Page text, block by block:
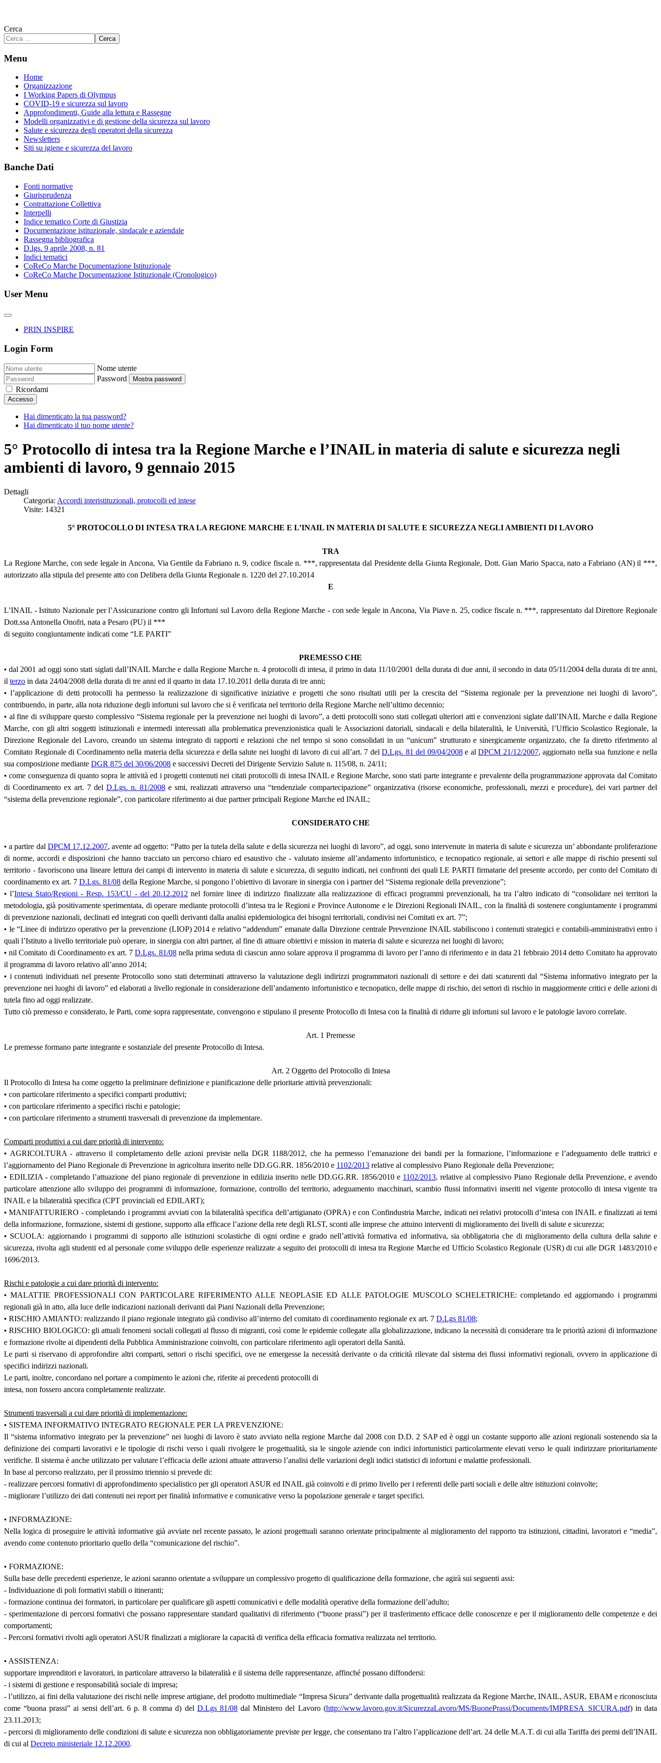
Cerca
Cerca
Menu
Home
Organizzazione
I Working Papers di Olympus
COVID-19 e sicurezza sul lavoro
Approfondimenti, Guide alla lettura e Rassegne
Modelli organizzativi e di gestione della sicurezza sul lavoro
Salute e sicurezza degli operatori della sicurezza
Newsletters
Siti su igiene e sicurezza del lavoro
Banche Dati
Fonti normative
Giurisprudenza
Contrattazione Collettiva
Interpelli
Indice tematico Corte di Giustizia
Documentazione istituzionale, sindacale e aziendale
Rassegna bibliografica
D.lgs. 9 aprile 2008, n. 81
Indici tematici
CoReCo Marche Documentazione Istituzionale
CoReCo Marche Documentazione Istituzionale (Cronologico)
User Menu
PRIN INSPIRE
Login Form
Nome utente
Password
Mostra password
Ricordami
Accesso
Hai dimenticato la tua password?
Hai dimenticato il tuo nome utente?
5° Protocollo di intesa tra la Regione Marche e l’INAIL in materia di salute e sicurezza negli
ambienti di lavoro, 9 gennaio 2015
Dettagli
Categoria: Accordi interistituzionali, protocolli ed intese
Visite: 14321
5° PROTOCOLLO DI INTESA TRA LA REGIONE MARCHE E L’INAIL IN MATERIA DI SALUTE E SICUREZZA NEGLI AMBIENTI DI LAVORO
TRA
La Regione Marche, con sede legale in Ancona, Via Gentile da Fabriano n. 9, codice fiscale n. ***, rappresentata dal Presidente della Giunta Regionale, Dott. Gian Mario Spacca, nato a Fabriano (AN) il ***,
autorizzato alla stipula del presente atto con Delibera della Giunta Regionale n. 1220 del 27.10.2014
E
L’INAIL - Istituto Nazionale per l’Assicurazione contro gli Infortuni sul Lavoro della Regione Marche - con sede legale in Ancona, Via Piave n. 25, codice fiscale n. ***, rappresentato dal Direttore Regionale
Dott.ssa Antonella Onofri, nata a Pesaro (PU) il ***
di seguito congiuntamente indicati come “LE PARTI”
PREMESSO CHE
• dal 2001 ad oggi sono stati siglati dall’INAIL Marche e dalla Regione Marche n. 4 protocolli di intesa, il primo in data 11/10/2001 della durata di due anni, il secondo in data 05/11/2004 della durata di tre anni,
il terzo in data 24/04/2008 della durata di tre anni ed il quarto in data 17.10.2011 della durata di tre anni;
• l’applicazione di detti protocolli ha permesso la realizzazione di significative iniziative e progetti che sono risultati utili per la crescita del “Sistema regionale per la prevenzione nei luoghi di lavoro”,
contribuendo, in parte, alla nota riduzione degli infortuni sul lavoro che si è verificata nel territorio della Regione Marche nell’ultimo decennio;
• al fine di sviluppare questo complessivo “Sistema regionale per la prevenzione nei luoghi di lavoro”, a detti protocolli sono stati collegati ulteriori atti e convenzioni siglate dall’INAIL Marche e dalla Regione
Marche, con gli altri soggetti istituzionali e intermedi interessati alla problematica prevenzionistica quali le Associazioni datoriali, sindacali e della bilateralità, le Università, l’Ufficio Scolastico Regionale, la
Direzione Regionale del Lavoro, creando un sistema integrato di rapporti e relazioni che nel tempo si sono consolidati in un “unicum” strutturato e sinergicamente organizzato, che fa diretto riferimento al
Comitato Regionale di Coordinamento nella materia della sicurezza e della salute nei luoghi di lavoro di cui all’art. 7 delD.Lgs. 81 del 09/04/2008e alDPCM 21/12/2007, aggiornato nella sua funzione e nella
sua composizione mediante DGR 875 del 30/06/2008 e successivi Decreti del Dirigente Servizio Salute n. 115/08, n. 24/11;
• come conseguenza di quanto sopra le attività ed i progetti contenuti nei citati protocolli di intesa INAIL e Regione Marche, sono stati parte integrante e prevalente della programmazione approvata dal Comitato
di Coordinamento ex art. 7 del D.Lgs. n. 81/2008 e smi, realizzati attraverso una “tendenziale compartecipazione” organizzativa (risorse economiche, professionali, mezzi e procedure), dei vari partner del
“sistema della prevenzione regionale”, con particolare riferimento ai due partner principali Regione Marche ed INAIL;
CONSIDERATO CHE
• a partire dal DPCM 17.12.2007, avente ad oggetto: “Patto per la tutela della salute e della sicurezza nei luoghi di lavoro”, ad oggi, sono intervenute in materia di salute e sicurezza un’ abbondante proliferazione
di norme, accordi e disposizioni che hanno tracciato un percorso chiaro ed esaustivo che - valutato insieme all’andamento infortunistico, e tecnopatico regionale, ai settori e alle mappe di rischio presenti sul
territorio - favoriscono una lineare lettura dei campi di intervento in materia di salute e sicurezza, di seguito indicati, nei confronti dei quali LE PARTI firmatarie del presente accordo, per conto del Comitato di
coordinamento ex art. 7 D.Lgs. 81/08 della Regione Marche, si pongono l’obiettivo di lavorare in sinergia con i partner del “Sistema regionale della prevenzione”;
• l’Intesa Stato/Regioni - Resp. 153/CU - del 20.12.2012 nel fornire linee di indirizzo finalizzate alla realizzazione di efficaci programmi prevenzionali, ha tra l’altro indicato di “consolidare nei territori la
metodologia, già positivamente sperimentata, di operare mediante protocolli d’intesa tra le Regioni e Province Autonome e le Direzioni Regionali INAIL, con la finalità di sostenere congiuntamente i programmi
di prevenzione nazionali, declinati ed integrati con quelli derivanti dalla analisi epidemiologica dei bisogni territoriali, condivisi nei Comitati ex art. 7”;
• le “Linee di indirizzo operativo per la prevenzione (LIOP) 2014 e relativo “addendum” emanate dalla Direzione centrale Prevenzione INAIL stabiliscono i contenuti strategici e contabili-amministrativi entro i
quali l’Istituto a livello territoriale può operare, in sinergia con altri partner, al fine di attuare obiettivi e mission in materia di salute e sicurezza nei luoghi di lavoro;
• nil Comitato di Coordinamento ex art. 7D.Lgs. 81/08nella prima seduta di ciascun anno solare approva il programma di lavoro per l’anno di riferimento e in data 21 febbraio 2014 detto Comitato ha approvato
il programma di lavoro relativo all’anno 2014;
• i contenuti individuati nel presente Protocollo sono stati determinati attraverso la valutazione degli indirizzi programmatori nazionali di settore e dei dati scaturenti dal “Sistema informativo integrato per la
prevenzione nei luoghi di lavoro” ed elaborati a livello regionale in considerazione dell’andamento infortunistico e tecnopatico, delle mappe di rischio, dei settori di rischio in maggiormente critici e delle azioni di
tutela fino ad oggi realizzate.
Tutto ciò premesso e considerato, le Parti, come sopra rappresentate, convengono e stipulano il presente Protocollo di Intesa con la finalità di ridurre gli infortuni sul lavoro e le patologie lavoro correlate.
Art. 1 Premesse
Le premesse formano parte integrante e sostanziale del presente Protocollo di Intesa.
Art. 2 Oggetto del Protocollo di Intesa
Il Protocollo di Intesa ha come oggetto la preliminare definizione e pianificazione delle prioritarie attività prevenzionali:
• con particolare riferimento a specifici comparti produttivi;
• con particolare riferimento a specifici rischi e patologie;
• con particolare riferimento a strumenti trasversali di prevenzione da implementare.
Comparti produttivi a cui dare priorità di intervento:
• AGRICOLTURA - attraverso il completamento delle azioni previste nella DGR 1188/2012, che ha permesso l’emanazione dei bandi per la formazione, l’informazione e l’adeguamento delle trattrici e
l’aggiornamento del Piano Regionale di Prevenzione in agricoltura inserito nelle DD.GG.RR. 1856/2010 e 1102/2013 relative al complessivo Piano Regionale della Prevenzione;
• EDILIZIA - completando l’attuazione del piano regionale di prevenzione in edilizia inserito nelle DD.GG.RR. 1856/2010 e 1102/2013, relative al complessivo Piano Regionale della Prevenzione, e avendo
particolare attenzione allo sviluppo dei programmi di informazione, formazione, controllo del territorio, adeguamento macchinari, scambio flussi informativi inseriti nel vigente protocollo di intesa vigente tra
INAIL e la bilateralità specifica (CPT provinciali ed EDILART);
• MANIFATTURIERO - completando i programmi avviati con la bilateralità specifica dell’artigianato (OPRA) e con Confindustria Marche, indicati nei relativi protocolli d’intesa con INAIL e finalizzati ai temi
della informazione, formazione, sistemi di gestione, supporto alla efficace l’azione della rete degli RLST, sconti alle imprese che attuino interventi di miglioramento dei livelli di salute e sicurezza;
• SCUOLA: aggiornando i programmi di supporto alle istituzioni scolastiche di ogni ordine e grado nell’attività formativa ed informativa, sia obbligatoria che di miglioramento della cultura della salute e
sicurezza, rivolta agli studenti ed al personale come sviluppo delle esperienze realizzate a seguito dei protocolli di intesa tra Regione Marche ed Ufficio Scolastico Regionale (USR) di cui alle DGR 1483/2010 e
1696/2013.
Rischi e patologie a cui dare priorità di intervento:
• MALATTIE PROFESSIONALI CON PARTICOLARE RIFERIMENTO ALLE NEOPLASIE ED ALLE PATOLOGIE MUSCOLO SCHELETRICHE: completando ed aggiornando i programmi
regionali già in atto, alla luce delle indicazioni nazionali derivanti dai Piani Nazionali della Prevenzione;
• RISCHIO AMIANTO: realizzando il piano regionale integrato già condiviso all’interno del comitato di coordinamento regionale ex art. 7 D.Lgs 81/08;
• RISCHIO BIOLOGICO: gli attuali fenomeni sociali collegati al flusso di migranti, così come le epidemie collegate alla globalizzazione, indicano la necessità di considerare tra le priorità azioni di informazione
e formazione rivolte ai dipendenti della Pubblica Amministrazione coinvolti, con particolare riferimento agli operatori della Sanità.
Le parti si riservano di approfondire altri comparti, settori o rischi specifici, ove ne emergesse la necessità derivante o da criticità rilevate dal sistema dei flussi informativi regionali, ovvero in applicazione di
specifici indirizzi nazionali.
Le parti, inoltre, concordano nel portare a compimento le azioni che, riferite ai precedenti protocolli di
intesa, non fossero ancora completamente realizzate.
Strumenti trasversali a cui dare priorità di implementazione:
• SISTEMA INFORMATIVO INTEGRATO REGIONALE PER LA PREVENZIONE:
Il “sistema informativo integrato per la prevenzione” nei luoghi di lavoro è stato avviato nella regione Marche dal 2008 con D.D. 2 SAP ed è oggi un costante supporto alle azioni regionali sostenendo sia la
definizione dei comparti lavorativi e le tipologie di rischi verso i quali rivolgere le progettualità, sia le singole aziende con indici infortunistici particolarmente elevati verso le quali indirizzare prioritariamente
verifiche. Il sistema è anche utilizzato per valutare l’efficacia delle azioni attuate attraverso l’analisi delle variazioni degli indici statistici di infortuni e malattie professionali.
In base al percorso realizzato, per il prossimo triennio si prevede di:
- realizzare percorsi formativi di approfondimento specialistico per gli operatori ASUR ed INAIL già coinvolti e di primo livello per i referenti delle parti sociali e delle altre istituzioni coinvolte;
- migliorare l’utilizzo dei dati contenuti nei report per finalità informative e comunicative verso la popolazione generale e target specifici.
• INFORMAZIONE:
Nella logica di proseguire le attività informative già avviate nel recente passato, le azioni progettuali saranno orientate principalmente al miglioramento del rapporto tra istituzioni, cittadini, lavoratori e “media”,
avendo come contenuto prioritario quello della “comunicazione del rischio”.
• FORMAZIONE:
Sulla base delle precedenti esperienze, le azioni saranno orientate a sviluppare un complessivo progetto di qualificazione della formazione, che agirà sui seguenti assi:
- Individuazione di poli formativi stabili o itineranti;
- formazione continua dei formatori, in particolare per qualificare gli aspetti comunicativi e delle modalità operative della formazione dell’adulto;
- sperimentazione di percorsi formativi che possano rappresentare standard qualitativi di riferimento (“buone prassi”) per il trasferimento efficace delle conoscenze e per il miglioramento delle competenze e dei
comportamenti;
- Percorsi formativi rivolti agli operatori ASUR finalizzati a migliorare la capacità di verifica della efficacia formativa realizzata nel territorio.
• ASSISTENZA:
supportare imprenditori e lavoratori, in particolare attraverso la bilateralità e il sistema delle rappresentanze, affinché possano diffondersi:
- i sistemi di gestione e responsabilità sociale di impresa;
- l’utilizzo, ai fini della valutazione dei rischi nelle imprese artigiane, del prodotto multimediale “Impresa Sicura” derivante dalla progettualità realizzata da Regione Marche, INAIL, ASUR, EBAM e riconosciuta
come “buona prassi” ai sensi dell’art. 6 p. 8 comma d) del D.Lgs 81/08dal Ministero del Lavoro (http://www.lavoro.gov.it/SicurezzaLavoro/MS/BuonePrassi/Documents/IMPRESA_SICURA.pdf) in data
23.11.2013;
- percorsi di miglioramento delle condizioni di salute e sicurezza non obbligatoriamente previste per legge, che consentano tra l’altro l’applicazione dell’art. 24 delle M.A.T. di cui alla Tariffa dei premi dell’INAIL
di cui al Decreto ministeriale 12.12.2000.